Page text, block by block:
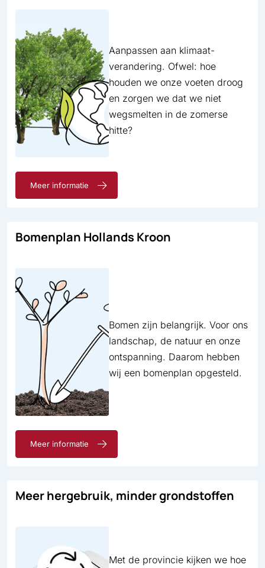
Aanpassen aan klimaat­
verandering. Ofwel: hoe
houden we onze voeten droog
en zorgen we dat we niet
wegsmelten in de zomerse
hitte?
Meer informatie
Bomenplan Hollands Kroon
Bomen zijn belangrijk. Voor ons
landschap, de natuur en onze
ont­spanning. Daarom hebben
wij een bomenplan opgesteld.
Meer informatie
Meer hergebruik, minder grondstoffen
Met de provincie kijken we hoe